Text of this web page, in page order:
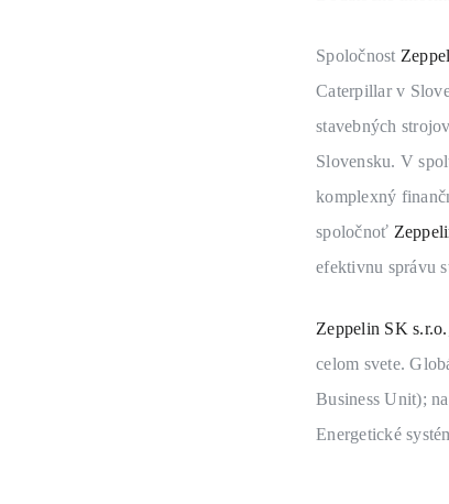
Spoločnost
Caterpillar v
stavebných
Slovensku. V
komplexný
spoločnoť
efektivnu správu
Zeppelin SK s.r.o.
celom svete.
Business Unit);
Energetické